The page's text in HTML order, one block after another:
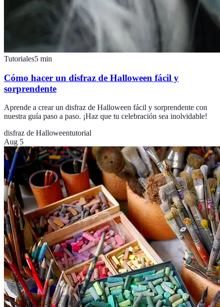
Tutoriales5 min
Cómo hacer un disfraz de Halloween fácil y
sorprendente
Aprende a crear un disfraz de Halloween fácil y sorprendente con
nuestra guía paso a paso. ¡Haz que tu celebración sea inolvidable!
disfraz de Halloweentutorial
Aug 5